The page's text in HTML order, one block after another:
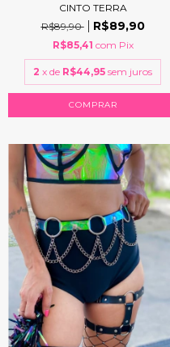
CINTO TERRA
R$89,90
R$89,90
R$85,41 com Pix
2 x de R$44,95 sem juros
COMPRAR